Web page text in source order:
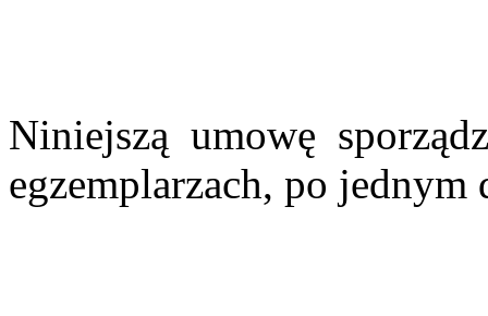
Niniejszą umowę
egzemplarzach, po jednym